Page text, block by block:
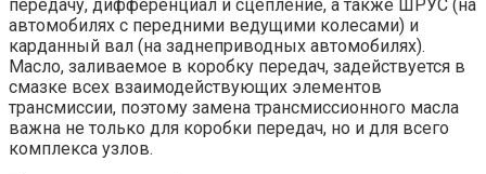
передачу, дифференциал и сцепление, а также ШРУС (на
автомобилях с передними ведущими колесами) и
карданный вал (на заднеприводных автомобилях).
Масло, заливаемое в коробку передач, задействуется в
смазке всех взаимодействующих элементов
трансмиссии, поэтому замена трансмиссионного масла
важна не только для коробки передач, но и для всего
комплекса узлов.